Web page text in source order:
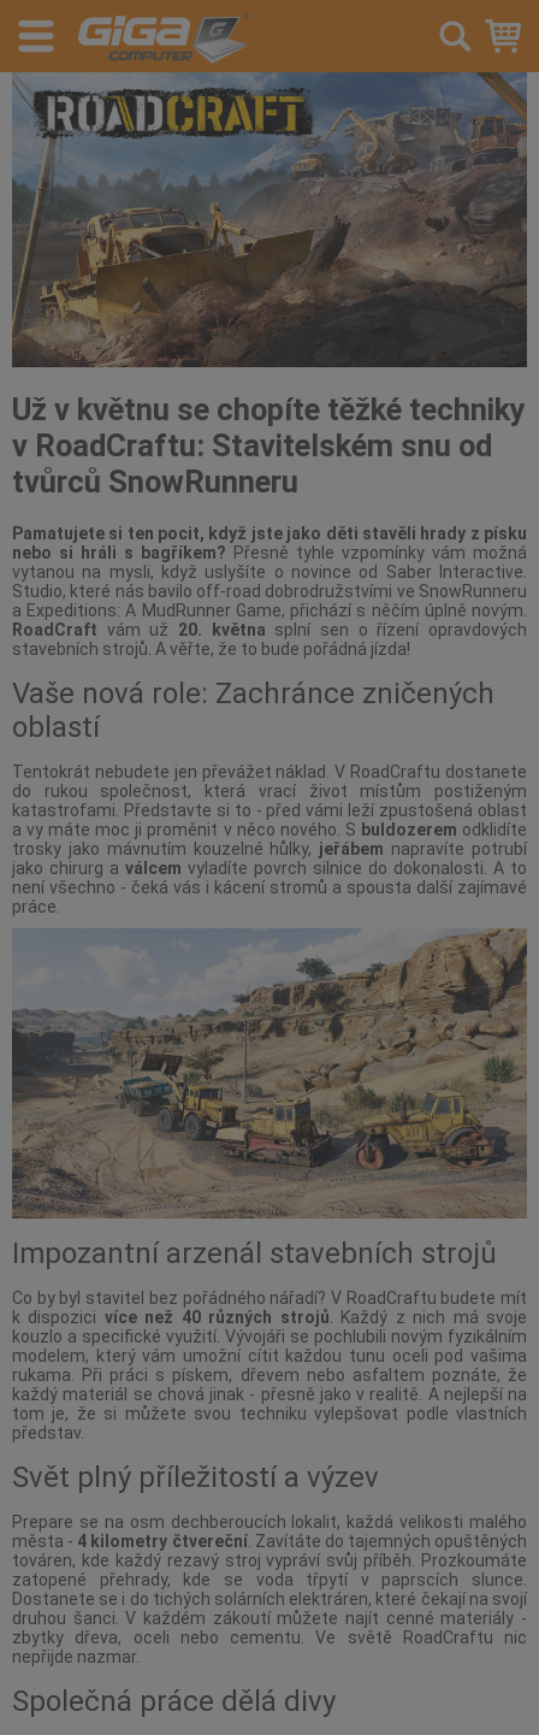
Už v květnu se chopíte těžké techniky
v RoadCraftu: Stavitelském snu od
tvůrců SnowRunneru
Pamatujete si ten pocit, když jste jako děti stavěli hrady z písku
nebo si hráli s bagříkem? Přesně tyhle vzpomínky vám možná
vytanou na mysli, když uslyšíte o novince od Saber Interactive.
Studio, které nás bavilo off-road dobrodružstvími ve SnowRunneru
a Expeditions: A MudRunner Game, přichází s něčím úplně novým.
RoadCraft vám už 20. května splní sen o řízení opravdových
stavebních strojů. A věřte, že to bude pořádná jízda!
Vaše nová role: Zachránce zničených
oblastí
Tentokrát nebudete jen převážet náklad. V RoadCraftu dostanete
do rukou společnost, která vrací život místům postiženým
katastrofami. Představte si to - před vámi leží zpustošená oblast
a vy máte moc ji proměnit v něco nového. S buldozerem odklidíte
trosky jako mávnutím kouzelné hůlky, jeřábem napravíte potrubí
jako chirurg a válcem vyladíte povrch silnice do dokonalosti. A to
není všechno - čeká vás i kácení stromů a spousta další zajímavé
práce.
Impozantní arzenál stavebních strojů
Co by byl stavitel bez pořádného nářadí? V RoadCraftu budete mít
k dispozici více než 40 různých strojů . Každý z nich má svoje
kouzlo a specifické využití. Vývojáři se pochlubili novým fyzikálním
modelem, který vám umožní cítit každou tunu oceli pod vašima
rukama. Při práci s pískem, dřevem nebo asfaltem poznáte, že
každý materiál se chová jinak - přesně jako v realitě. A nejlepší na
tom je, že si můžete svou techniku vylepšovat podle vlastních
představ.
Svět plný příležitostí a výzev
Prepare se na osm dechberoucích lokalit, každá velikosti malého
města - 4 kilometry čtvereční. Zavítáte do tajemných opuštěných
továren, kde každý rezavý stroj vypráví svůj příběh. Prozkoumáte
zatopené přehrady, kde se voda třpytí v paprscích slunce.
Dostanete se i do tichých solárních elektráren, které čekají na svojí
druhou šanci. V každém zákoutí můžete najít cenné materiály -
zbytky dřeva, oceli nebo cementu. Ve světě RoadCraftu nic
nepřijde nazmar.
Společná práce dělá divy